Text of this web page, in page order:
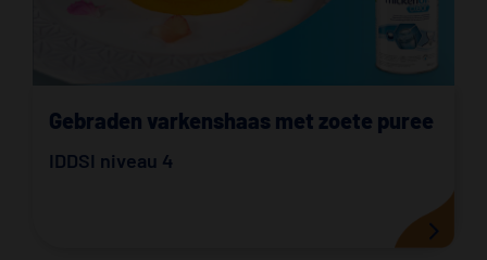
Gebraden varkenshaas met zoete puree
IDDSI niveau 4